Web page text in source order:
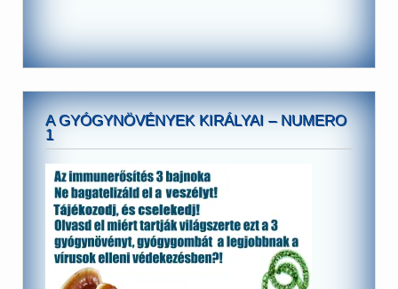
A GYÓGYNÖVÉNYEK KIRÁLYAI – NUMERO
1